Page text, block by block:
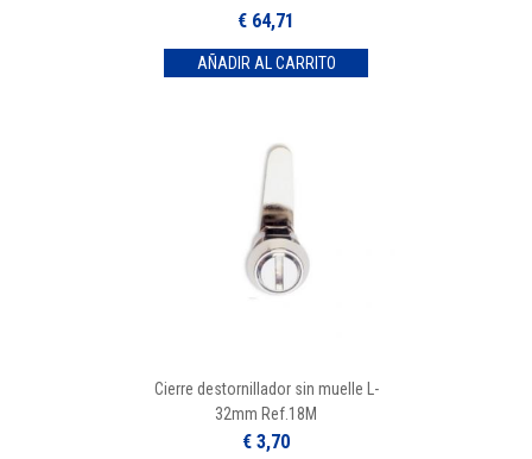
€ 64,71
Cierre destornillador sin muelle L-
32mm Ref.18M
€ 3,70